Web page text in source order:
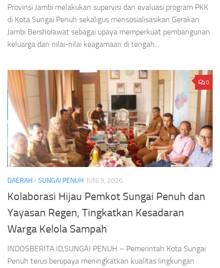
Provinsi Jambi melakukan supervisi dan evaluasi program PKK
di Kota Sungai Penuh sekaligus mensosialisasikan Gerakan
Jambi Bersholawat sebagai upaya memperkuat pembangunan
keluarga dan nilai-nilai keagamaan di tengah...
0
DAERAH/ SUNGAI PENUH JUNI 9, 2026
Kolaborasi Hijau Pemkot Sungai Penuh dan
Yayasan Regen, Tingkatkan Kesadaran
Warga Kelola Sampah
INDOSBERITA.ID,SUNGAI PENUH – Pemerintah Kota Sungai
Penuh terus berupaya meningkatkan kualitas lingkungan